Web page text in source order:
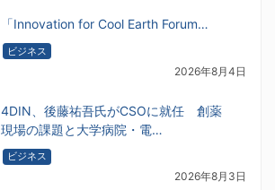
「Innovation for Cool Earth Forum…
ビジネス
2026年8月4日
4DIN、後藤祐吾氏がCSOに就任 創薬
現場の課題と大学病院・電…
ビジネス
2026年8月3日